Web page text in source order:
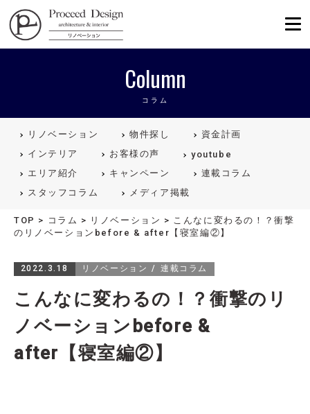
Column
コラム
リノベーション 物件探し
資金計画
インテリア
お客様の声
youtube
エリア紹介
キャンペーン
連載コラム
スタッフコラム
メディア掲載
TOP > コラム > リノベーション > こんなに変わるの！？衝撃
のリノベーションbefore & after【寝室編②】
2022.3.18 リノベーション 連載コラム
こんなに変わるの！？衝撃のリ
ノベーションbefore &
after【寝室編②】